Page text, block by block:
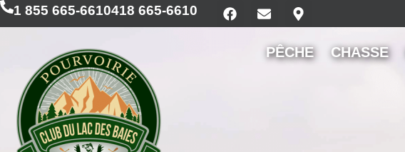
1 855 665-6610418 665-6610
PÊCHE CHASSE